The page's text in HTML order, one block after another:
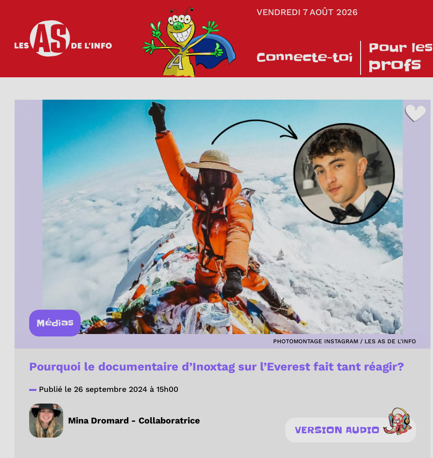
VENDREDI 7 AOÛT 2026
Connecte-toi
Pour les
profs
Médias
PHOTOMONTAGE INSTAGRAM / LES AS DE L'INFO
Pourquoi le documentaire d’Inoxtag sur l’Everest fait tant réagir?
Publié le 26 septembre 2024 à 15h00
Mina Dromard - Collaboratrice
VERSION AUDIO